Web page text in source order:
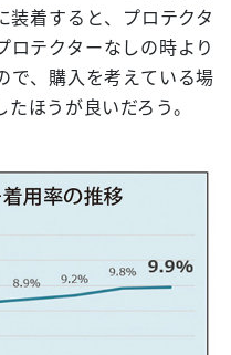
装着すると、プロテクタ
ロテクターなしの時より
で、購入を考えている場
ほうが良いだろう。